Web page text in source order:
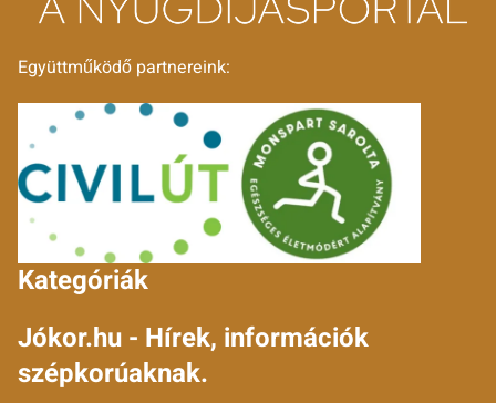
Együttműködő partnereink:
Kategóriák
Jókor.hu - Hírek, információk
szépkorúaknak.